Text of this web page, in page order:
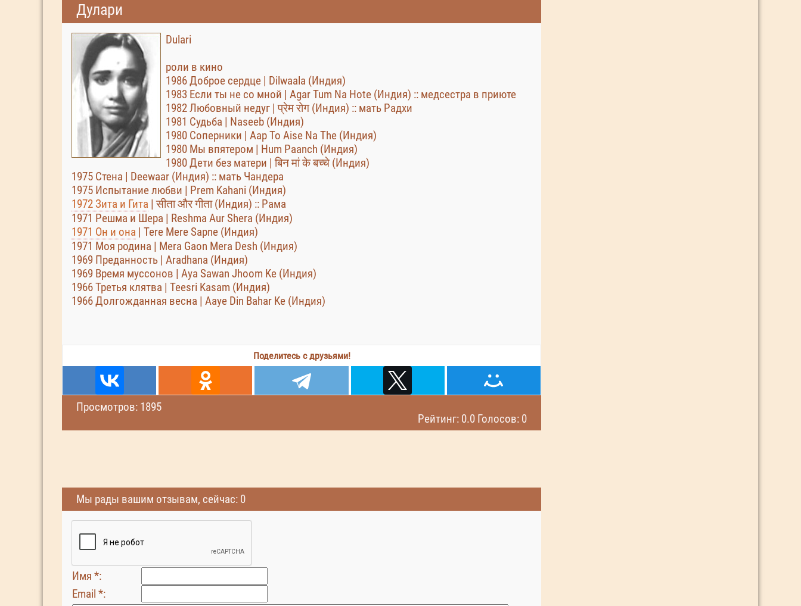
Дулари
Dulari
роли в кино
1986 Доброе сердце | Dilwaala (Индия)
1983 Если ты не со мной | Agar Tum Na Hote (Индия) :: медсестра в приюте
1982 Любовный недуг | प्रेम रोग (Индия) :: мать Радхи
1981 Судьба | Naseeb (Индия)
1980 Соперники | Aap To Aise Na The (Индия)
1980 Мы впятером | Hum Paanch (Индия)
1980 Дети без матери | बिन मां के बच्चे (Индия)
1975 Стена | Deewaar (Индия) :: мать Чандера
1975 Испытание любви | Prem Kahani (Индия)
1972 Зита и Гита | सीता और गीता (Индия) :: Рама
1971 Решма и Шера | Reshma Aur Shera (Индия)
1971 Он и она | Tere Mere Sapne (Индия)
1971 Моя родина | Mera Gaon Mera Desh (Индия)
1969 Преданность | Aradhana (Индия)
1969 Время муссонов | Aya Sawan Jhoom Ke (Индия)
1966 Третья клятва | Teesri Kasam (Индия)
1966 Долгожданная весна | Aaye Din Bahar Ke (Индия)
Поделитесь с друзьями!
Просмотров: 1895
Рейтинг: 0.0 Голосов: 0
Мы рады вашим отзывам, сейчас: 0
Имя *:
Email *: